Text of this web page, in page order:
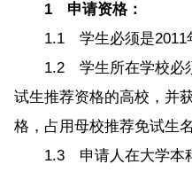
1 申请资格：
1.1 学生必须是2011年
1.2 学生所在学校必须
试生推荐资格的高校，并
格，占用母校推荐免试生名
1.3 申请人在大学本科